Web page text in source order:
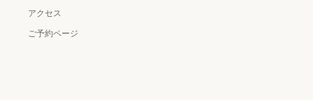
アクセス
ご予約ページ